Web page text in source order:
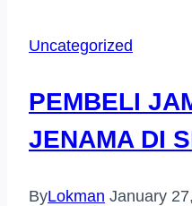
(UKAY
Uncategorized
PEMBELI
JENAMA DI
ByLokman January